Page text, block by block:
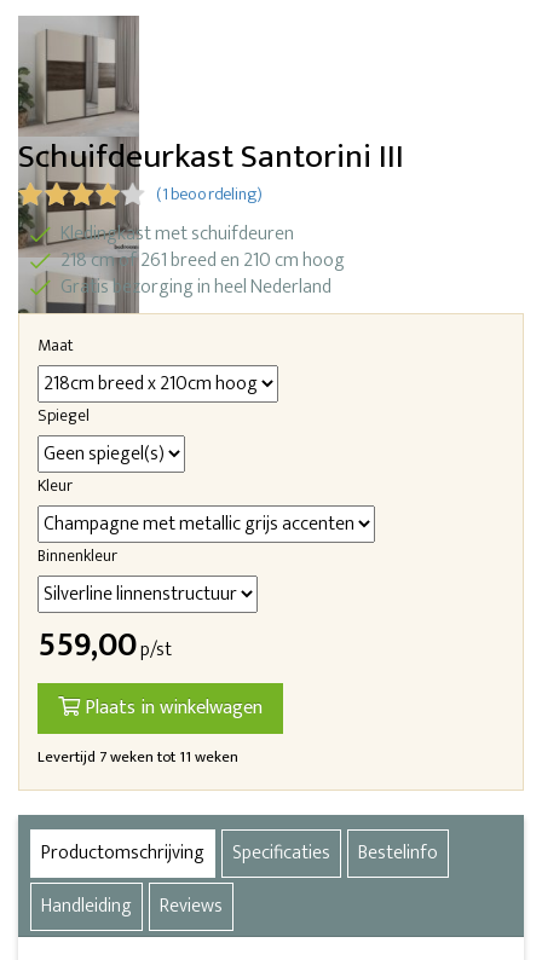
Schuifdeurkast Santorini III
(1 beoordeling)
Kledingkast met schuifdeuren
218 cm of 261 breed en 210 cm hoog
Gratis bezorging in heel Nederland
Maat
Spiegel
Kleur
Binnenkleur
559,00p/st
Plaats in winkelwagen
Levertijd 7 weken tot 11 weken
Productomschrijving Specificaties
Bestelinfo
Handleiding
Reviews